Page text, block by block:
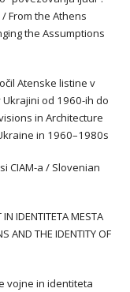
From the Athens
the Assumptions
Atenske listine v
od 1960-ih do
in Architecture
in 1960–1980s
CIAM-a / Slovenian
IDENTITETA MESTA
AND THE IDENTITY OF
vojne in identiteta